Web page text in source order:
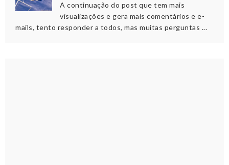
A continuação do post que tem mais
visualizações e gera mais comentários e e-
mails, tento responder a todos, mas muitas perguntas ...